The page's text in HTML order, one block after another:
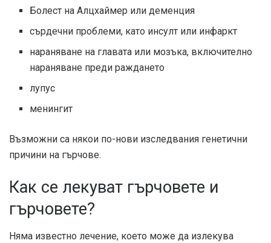
Болест на Алцхаймер или деменция
сърдечни проблеми, като инсулт или инфаркт
нараняване на главата или мозъка, включително
нараняване преди раждането
лупус
менингит
Възможни са някои по-нови изследвания генетични
причини на гърчове.
Как се лекуват гърчовете и
гърчовете?
Няма известно лечение, което може да излекува